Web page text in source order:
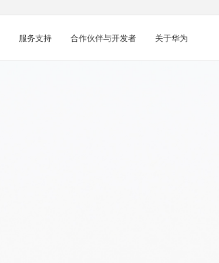
服务支持 合作伙伴与开发者 关于华为